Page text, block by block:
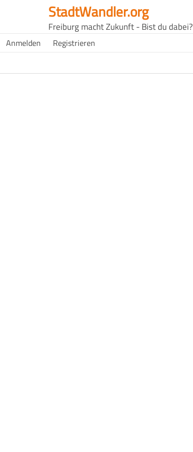
StadtWandler.org
Freiburg macht Zukunft - Bist du dabei?
H4C
Main
H4C
Anmelden Registrieren